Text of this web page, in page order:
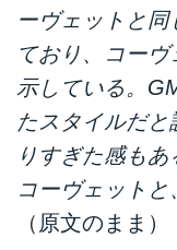
ーヴェットと同
ており、コー
示している。
たスタイルだ
りすぎた感も
コーヴェットと
（原文のまま）